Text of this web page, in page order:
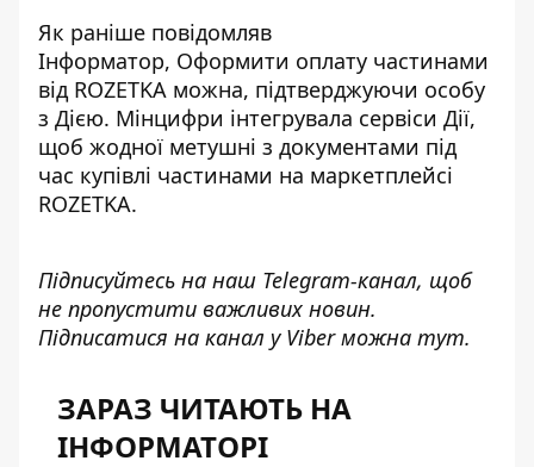
Як раніше повідомляв
Інформатор, Оформити оплату частинами
від ROZETKA можна, підтверджуючи особу
з Дією. Мінцифри інтегрувала сервіси Дії,
щоб жодної метушні з документами під
час купівлі частинами на маркетплейсі
ROZETKA.
Підписуйтесь на наш Telegram-канал, щоб
не пропустити важливих новин.
Підписатися на канал у Viber можна тут.
ЗАРАЗ ЧИТАЮТЬ НА
ІНФОРМАТОРІ